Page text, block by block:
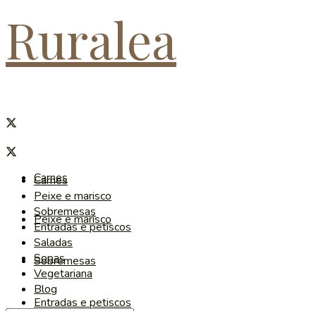
Ruralea
Carnes
Peixe e marisco
Sobremesas
Entradas e petiscos
Carnes
Peixe e marisco
Sobremesas
Entradas e petiscos
Saladas
Sopas
Vegetariana
Blog